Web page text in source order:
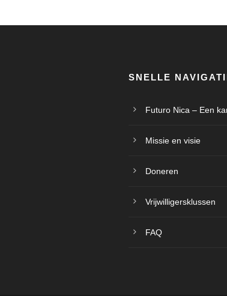
SNELLE
Futuro Nica – Een
Missie en visie
Doneren
Vrijwilligersklussen
FAQ